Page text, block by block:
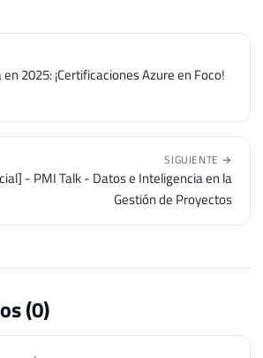
2025: ¡Certificaciones Azure en Foco!
SIGUIENTE →
- PMI Talk - Datos e Inteligencia en la
Gestión de Proyectos
(0)